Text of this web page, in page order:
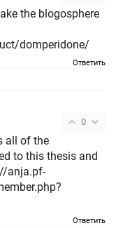
the blogosphere
domperidone/
Ответить
0
all of the
to this thesis and
anja.pf-
Ответить